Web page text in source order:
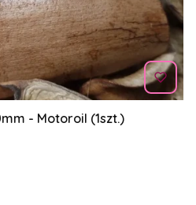
- Motoroil (1szt.)